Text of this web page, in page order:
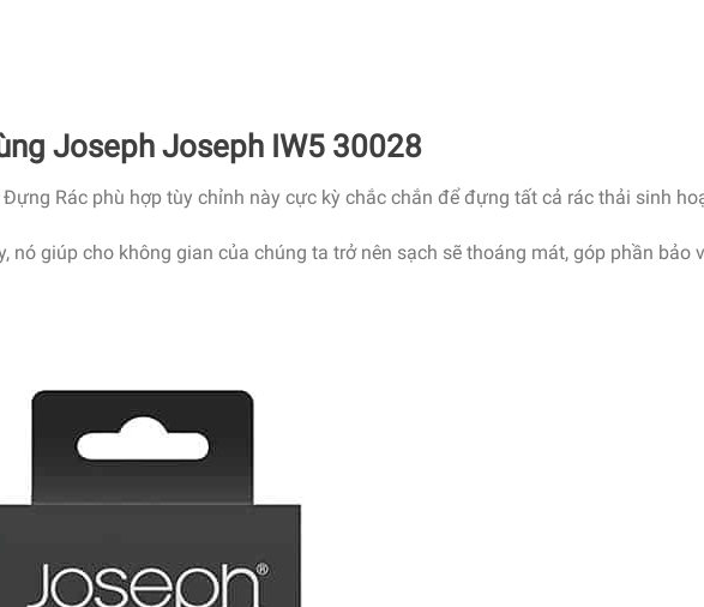
Joseph Joseph IW5 30028
Rác phù hợp tùy chỉnh này cực kỳ chắc chắn để đựng tất cả rác thải sinh
nó giúp cho không gian của chúng ta trở nên sạch sẽ thoáng mát, góp phần bảo